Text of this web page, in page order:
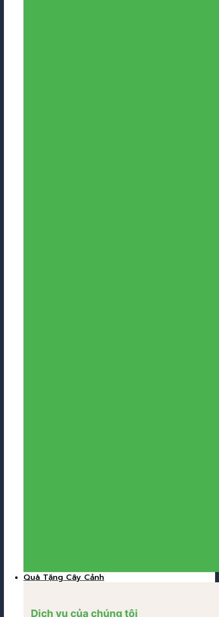
Quà Tặng Cây Cảnh
Dịch vụ của chúng tôi